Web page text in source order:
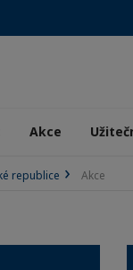
Akce
republice Akce